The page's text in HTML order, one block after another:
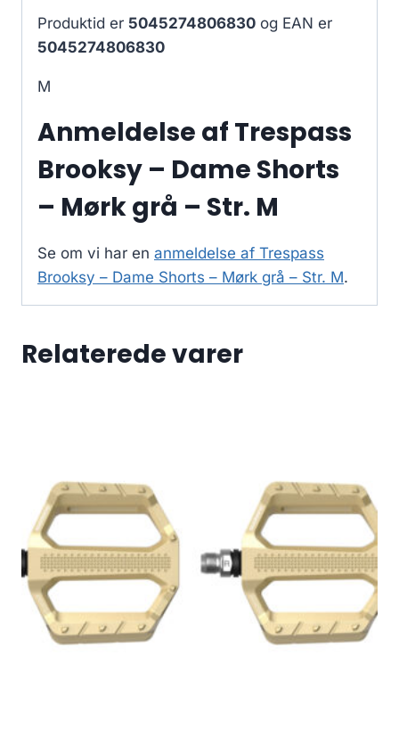
Produktid er 5045274806830 og EAN er
5045274806830
M
Anmeldelse af Trespass
Brooksy – Dame Shorts
– Mørk grå – Str. M
Se om vi har en anmeldelse af Trespass
Brooksy – Dame Shorts – Mørk grå – Str. M.
Relaterede varer